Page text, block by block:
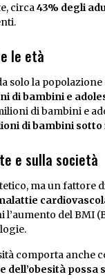
circa43% degli
le età
solo la
di bambini e
di bambini e
di bambini
e sulla società
ma un fattore
l’aumento del BMI
comporta anche
dell’obesità